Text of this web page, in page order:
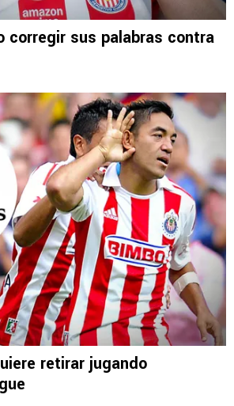
corregir sus palabras contra
retirar jugando